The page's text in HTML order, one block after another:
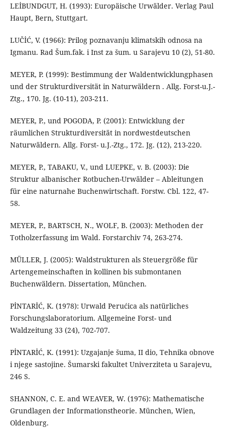
LEİBUNDGUT, H. (1993): Europäische Urwälder. Verlag Paul
Haupt, Bern, Stuttgart.
LUČİĆ, V. (1966): Prilog poznavanju klimatskih odnosa na
Igmanu. Rad Šum.fak. i Inst za šum. u Sarajevu 10 (2), 51-80.
MEYER, P. (1999): Bestimmung der Waldentwicklungphasen
und der Strukturdiversität in Naturwäldern . Allg. Forst-u.J.-
Ztg., 170. Jg. (10-11), 203-211.
MEYER, P., und POGODA, P. (2001): Entwicklung der
räumlichen Strukturdiversität in nordwestdeutschen
Naturwäldern. Allg. Forst- u.J.-Ztg., 172. Jg. (12), 213-220.
MEYER, P., TABAKU, V., und LUEPKE, v. B. (2003): Die
Struktur albanischer Rotbuchen-Urwälder – Ableitungen
für eine naturnahe Buchenwirtschaft. Forstw. Cbl. 122, 47-
58.
MEYER, P., BARTSCH, N., WOLF, B. (2003): Methoden der
Totholzerfassung im Wald. Forstarchiv 74, 263-274.
MÜLLER, J. (2005): Waldstrukturen als Steuergröße für
Artengemeinschaften in kollinen bis submontanen
Buchenwäldern. Dissertation, München.
PİNTARİĆ, K. (1978): Urwald Perućica als natürliches
Forschungslaboratorium. Allgemeine Forst- und
Waldzeitung 33 (24), 702-707.
PİNTARİĆ, K. (1991): Uzgajanje šuma, II dio, Tehnika obnove
i njege sastojine. Šumarski fakultet Univerziteta u Sarajevu,
246 S.
SHANNON, C. E. and WEAVER, W. (1976): Mathematische
Grundlagen der Informationstheorie. München, Wien,
Oldenburg.